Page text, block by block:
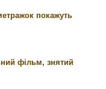
покажуть
фільм, знятий